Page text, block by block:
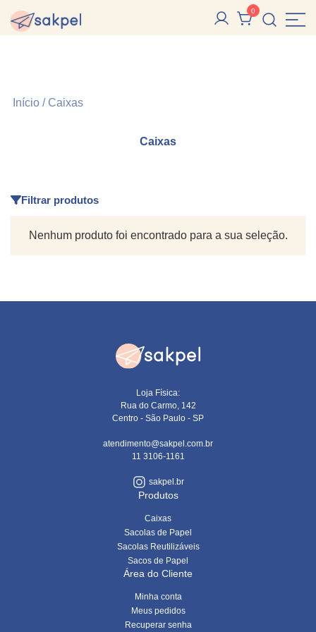
Pular
para
0
Início / Caixas
Caixas
Nenhum produto foi encontrado para a sua seleção.
Filtrar produtos
Loja Física:
Rua do Carmo, 142
Centro - São Paulo - SP
atendimento@sakpel.com.br
11 3106-1161
sakpel.br
Produtos
Caixas
Sacolas de Papel
Sacolas Reutilizáveis
Sacos de Papel
Área do Cliente
Minha conta
Meus pedidos
Recuperar senha